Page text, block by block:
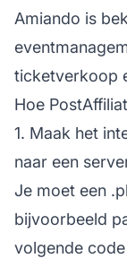
Amiando is
ticketverkoop
Hoe
1. Maak het
naar een
Je moet een
bijvoorbeeld
volgende